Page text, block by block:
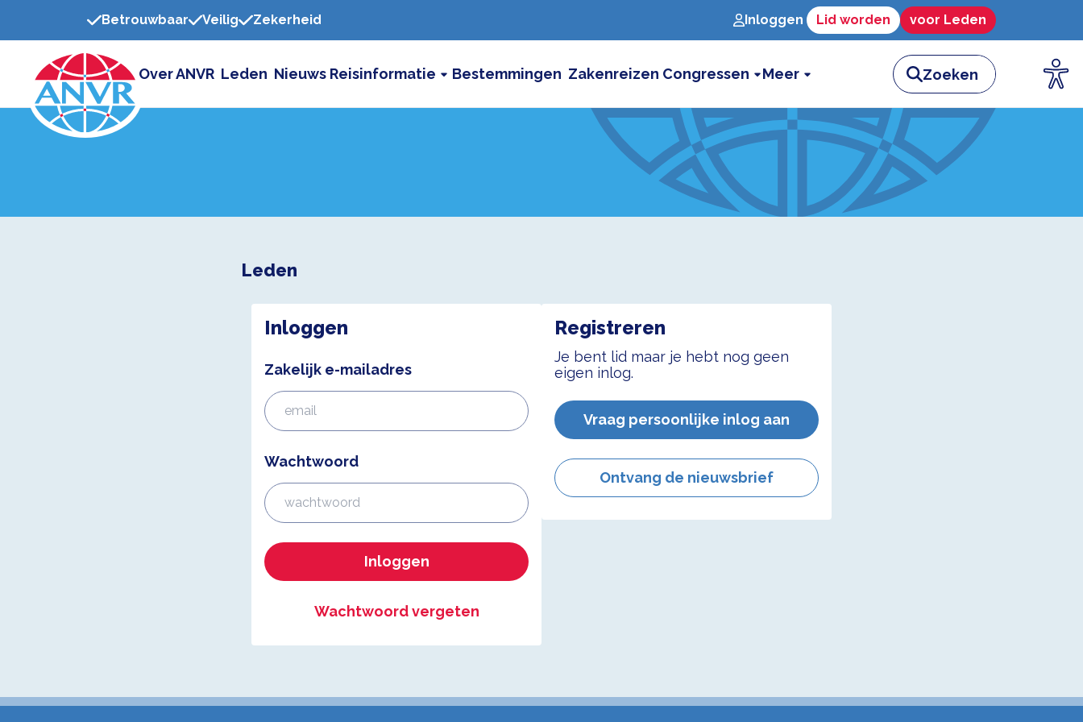
Betrouwbaar Veilig Zekerheid Inloggen Lid worden voor Leden
Over ANVR Leden Nieuws Reisinformatie Bestemmingen Zakenreizen Congressen Meer
Leden
Inloggen
Zakelijk e-mailadres
Wachtwoord
Inloggen
Wachtwoord vergeten
Registreren
Je bent lid maar je hebt nog geen
eigen inlog.
Vraag persoonlijke inlog aan
Ontvang de nieuwsbrief